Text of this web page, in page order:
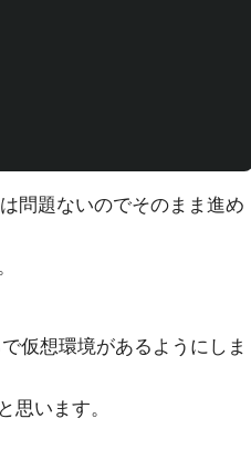
問題ないのでそのまま進め
仮想環境があるようにしま
います。